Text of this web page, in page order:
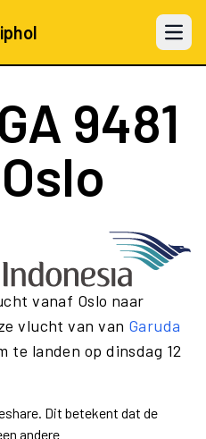
Open
GA 9481
vanaf Oslo naar
vlucht van van Garuda
te landen op dinsdag 12
Dit betekent dat de
andere